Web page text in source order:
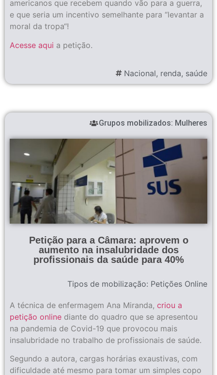
americanos que recebem quando vão para a guerra,
e que seria um incentivo semelhante para “levantar a
moral da tropa“!
Acesse aqui a petição.
Nacional, renda, saúde
Grupos mobilizados: Mulheres
Petição para a Câmara: aprovem o
aumento na insalubridade dos
profissionais da saúde para 40%
Tipos de mobilização: Petições Online
A técnica de enfermagem Ana Miranda, criou a
petição online diante do quadro que se apresentou
na pandemia de Covid-19 que provocou mais
insalubridade no trabalho de profissionais de saúde.
Segundo a autora, cargas horárias exaustivas, com
dificuldade até mesmo para tomar um simples copo